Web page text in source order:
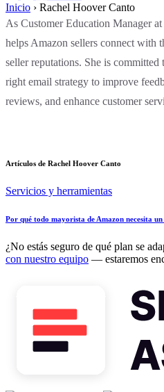
Inicio › Rachel Hoover Canto
As Customer Education Manager
helps Amazon sellers connect with
seller reputations. She is
right email strategy to improve
reviews, and enhance customer
Artículos de Rachel Hoover Canto
Servicios y herramientas
Por qué todo mayorista de Amazon necesita
¿No estás seguro de qué plan se
con nuestro equipo — estaremos